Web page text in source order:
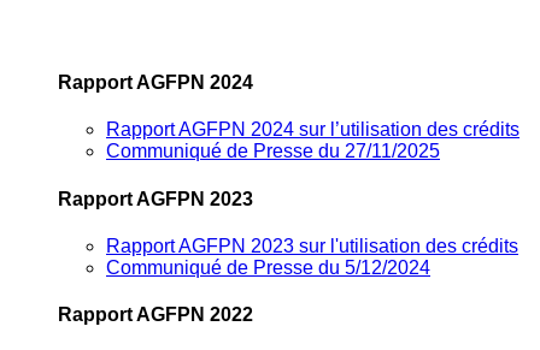
Rapport AGFPN 2024
Rapport AGFPN 2024 sur l’utilisation des crédits
Communiqué de Presse du 27/11/2025
Rapport AGFPN 2023
Rapport AGFPN 2023 sur l'utilisation des crédits
Communiqué de Presse du 5/12/2024
Rapport AGFPN 2022